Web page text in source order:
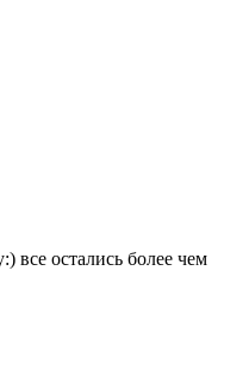
все остались более чем